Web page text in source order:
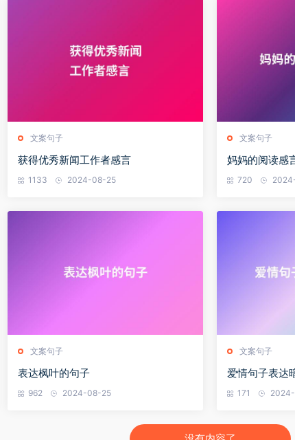
文案句子
获得优秀新闻工作者感言
1133 2024-08-25
文案句子
妈妈的阅读感
720
文案句子
表达枫叶的句子
962 2024-08-25
文案句子
爱情句子表达
171